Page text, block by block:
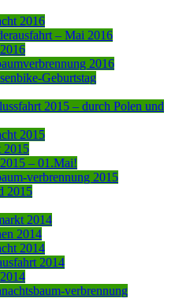
2016
– Mai 2016
2016
Geburtstag
2015 – durch Polen und
2015
2015
– 01.Mai!
verbrennung 2015
2015
2014
2014
2014
2014
verbrennung